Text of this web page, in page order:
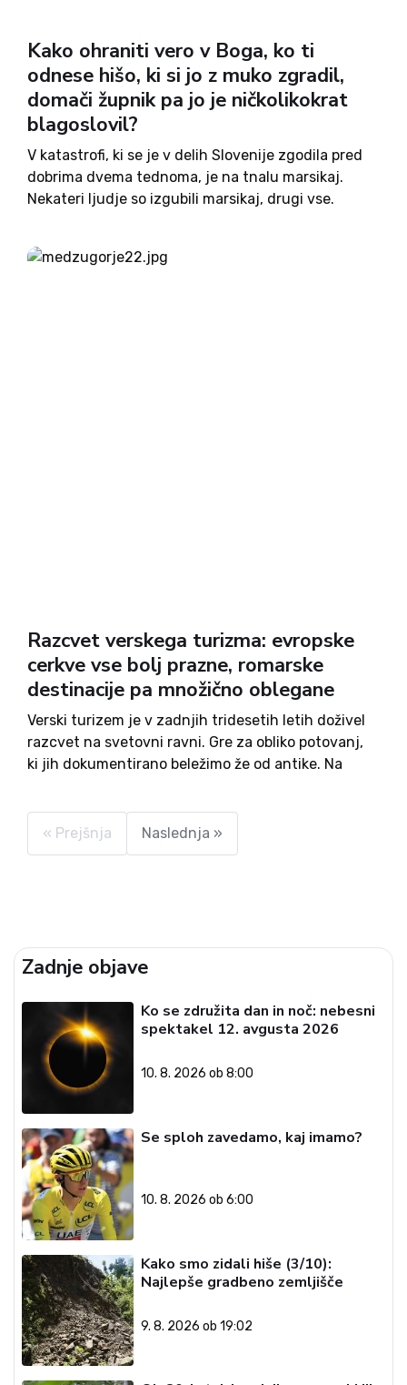
Kako ohraniti vero v Boga, ko ti
odnese hišo, ki si jo z muko zgradil,
domači župnik pa jo je ničkolikokrat
blagoslovil?
V katastrofi, ki se je v delih Slovenije zgodila pred
dobrima dvema tednoma, je na tnalu marsikaj.
Nekateri ljudje so izgubili marsikaj, drugi vse.
materialna kot fizična, se je pa kmalu pokazala
tudi...
Razcvet verskega turizma: evropske
cerkve vse bolj prazne, romarske
destinacije pa množično oblegane
Verski turizem je v zadnjih tridesetih letih doživel
razcvet na svetovni ravni. Gre za obliko potovanj,
ki jih dokumentirano beležimo že od antike. Na
romanje. Svetovna turistična organizacija
ocenjuje, da glavna verska središča...
« Prejšnja Naslednja »
Zadnje objave
Ko se združita dan in noč: nebesni
spektakel 12. avgusta 2026
10. 8. 2026 ob 8:00
Se sploh zavedamo, kaj imamo?
10. 8. 2026 ob 6:00
Kako smo zidali hiše (3/10):
Najlepše gradbeno zemljišče
9. 8. 2026 ob 19:02